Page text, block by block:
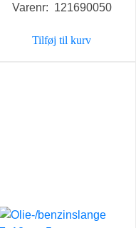
Varenr: 121690050
Tilføj til kurv